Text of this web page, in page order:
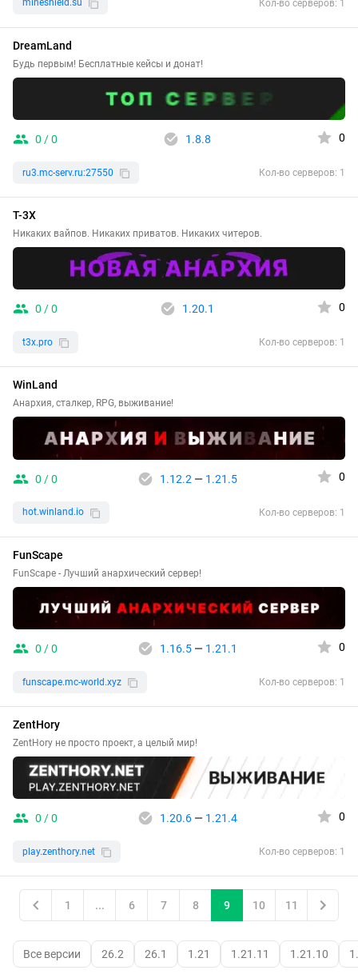
mineshield.su Кол-во серверов: 1
DreamLand
Будь первым! Бесплатные кейсы и донат!
0 / 0 1.8.8 0
ru3.mc-serv.ru:27550 Кол-во серверов: 1
T-3X
Никаких вайпов. Никаких приватов. Никаких читеров.
0 / 0 1.20.1 0
t3x.pro Кол-во серверов: 1
WinLand
Анархия, сталкер, RPG, выживание!
0 / 0 1.12.2 — 1.21.5 0
hot.winland.io Кол-во серверов: 1
FunScape
FunScape - Лучший анархический сервер!
0 / 0 1.16.5— 1.21.1 0
funscape.mc-world.xyz Кол-во серверов: 1
ZentHory
ZentHory не просто проект, а целый мир!
0 / 0 1.20.6— 1.21.4 0
play.zenthory.net Кол-во серверов: 1
1 ... 6 7 8 9 10 11
Все версии 26.2 26.1 1.21 1.21.11 1.21.10